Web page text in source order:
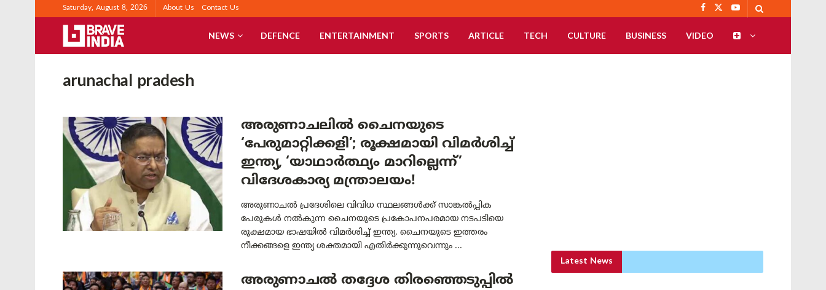
Saturday, August 8, 2026 About Us Contact Us
NEWS DEFENCE ENTERTAINMENT SPORTS ARTICLE TECH CULTURE BUSINESS VIDEO
arunachal pradesh
അരുണാചലിൽ ചൈനയുടെ
‘പേരുമാറ്റിക്കളി’; രൂക്ഷമായി വിമർശിച്ച്
ഇന്ത്യ, ‘യാഥാർത്ഥ്യം മാറില്ലെന്ന്’
വിദേശകാര്യ മന്ത്രാലയം!
അരുണാചൽ പ്രദേശിലെ വിവിധ സ്ഥലങ്ങൾക്ക് സാങ്കൽപ്പിക
പേരുകൾ നൽകുന്ന ചൈനയുടെ പ്രകോപനപരമായ നടപടിയെ
രൂക്ഷമായ ഭാഷയിൽ വിമർശിച്ച് ഇന്ത്യ. ചൈനയുടെ ഇത്തരം
നീക്കങ്ങളെ ഇന്ത്യ ശക്തമായി എതിർക്കുന്നുവെന്നും ...
അരുണാചൽ തദ്ദേശ തിരഞ്ഞെടുപ്പിൽ
Latest News